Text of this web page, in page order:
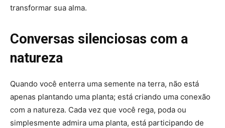
transformar sua alma.
Conversas silenciosas com a
natureza
Quando você enterra uma semente na terra, não está
apenas plantando uma planta; está criando uma conexão
com a natureza. Cada vez que você rega, poda ou
simplesmente admira uma planta, está participando de